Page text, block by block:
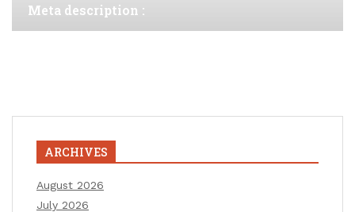
Meta description :
ARCHIVES
August 2026
July 2026